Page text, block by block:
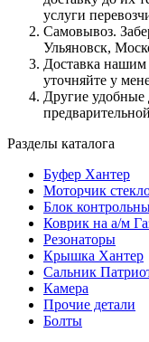
услуги
Самовывоз.
Ульяновск,
Доставка
уточняйте у
Другие
Разделы каталога
Буфер Хантер
Моторчик
Блок
Коврик на а/м
Резонаторы
Крышка Хантер
Сальник
Камера
Прочие детали
Болты